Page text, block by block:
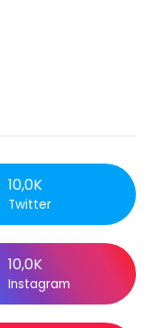
10,0K
Twitter
10,0K
Instagram